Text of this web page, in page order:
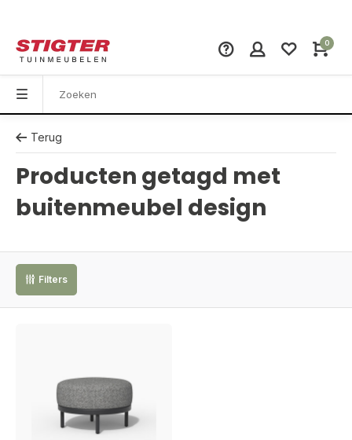
0
Terug
Producten getagd met
buitenmeubel design
Filters